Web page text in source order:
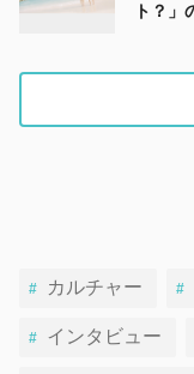
ト？」
カルチャー
インタビュー